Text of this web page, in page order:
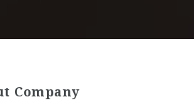
Company